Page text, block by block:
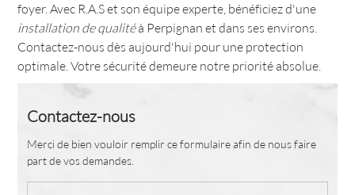
foyer. Avec R.A.S et son équipe experte, bénéficiez d'une
installation de qualitéà Perpignan et dans ses environs.
Contactez-nous dès aujourd'hui pour une protection
optimale. Votre sécurité demeure notre priorité absolue.
Contactez-nous
Merci de bien vouloir remplir ce formulaire afin de nous faire
part de vos demandes.